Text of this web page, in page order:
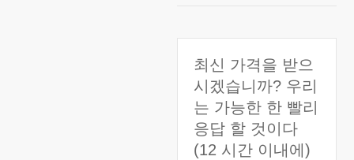
최신 가격을 받으
시겠습니까? 우리
는 가능한 한 빨리
응답 할 것이다
(12 시간 이내에)